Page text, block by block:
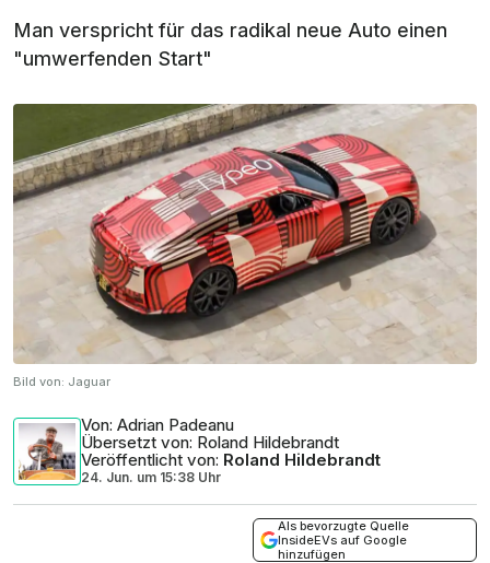
Man verspricht für das radikal neue Auto einen
"umwerfenden Start"
Bild von: Jaguar
Von: Adrian Padeanu
Übersetzt von: Roland Hildebrandt
Veröffentlicht von: Roland Hildebrandt
24. Jun. um 15:38 Uhr
Als bevorzugte Quelle
InsideEVs auf Google
hinzufügen